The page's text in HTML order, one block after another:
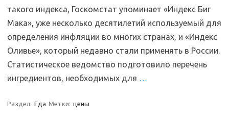
такого индекса, Госкомстат упоминает «Индекс Биг
Мака», уже несколько десятилетий используемый для
определения инфляции во многих странах, и «Индекс
Оливье», который недавно стали применять в России.
Статистическое ведомство подготовило перечень
ингредиентов, необходимых для …
Раздел: Еда Метки: цены